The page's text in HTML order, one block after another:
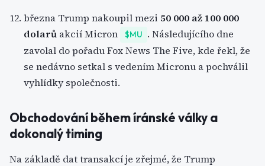
března Trump nakoupil mezi 50 000 až 100 000
dolarů akcií Micron $MU . Následujícího dne
zavolal do pořadu Fox News The Five, kde řekl, že
se nedávno setkal s vedením Micronu a pochválil
vyhlídky společnosti.
Obchodování během íránské války a
dokonalý timing
Na základě dat transakcí je zřejmé, že Trump